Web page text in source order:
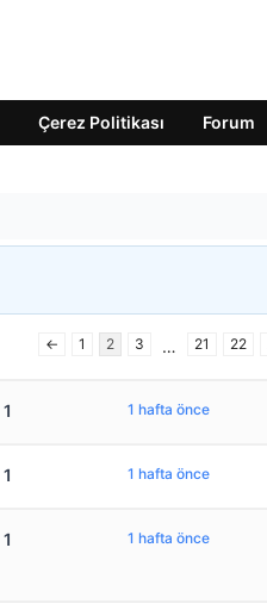
Çerez Politikası Forum
← 1 2 3 … 21 22
1 1 hafta önce
1 1 hafta önce
1 1 hafta önce